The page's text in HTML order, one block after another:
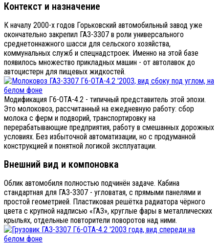
Контекст и назначение
К началу 2000-х годов Горьковский автомобильный завод уже
окончательно закрепил ГАЗ-3307 в роли универсального
среднетоннажного шасси для сельского хозяйства,
коммунальных служб и спецнадстроек. Именно на этой базе
появилось множество прикладных машин - от автолавок до
автоцистерн для пищевых жидкостей.
Модификация Г6-ОТА-4.2 - типичный представитель этой эпохи.
Это молоковоз, рассчитанный на ежедневную работу: сбор
молока с ферм и подворий, транспортировку на
перерабатывающие предприятия, работу в смешанных дорожных
условиях. Без избыточной автоматизации, но с продуманной
конструкцией и понятной логикой эксплуатации.
Внешний вид и компоновка
Облик автомобиля полностью подчинён задаче. Кабина
стандартная для ГАЗ-3307 - угловатая, с прямыми панелями и
простой геометрией. Пластиковая решётка радиатора чёрного
цвета с крупной надписью «ГАЗ», круглые фары в металлических
крыльях, отдельные повторители поворотов над ними.